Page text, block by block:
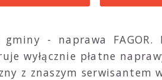
- naprawa FAGOR.
wyłącznie płatne
z znaszym serwisantem